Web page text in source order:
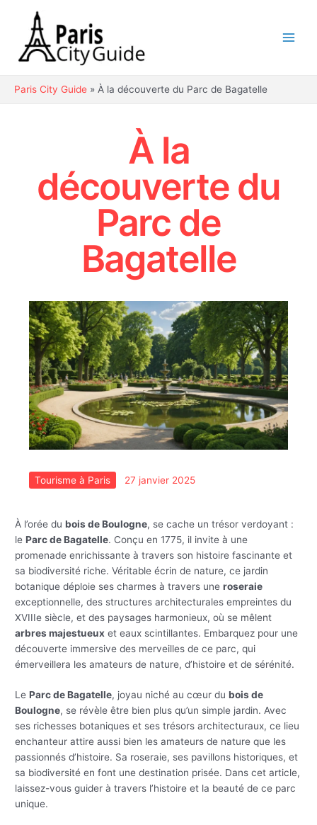
contenu
Paris City Guide » À la découverte du Parc de Bagatelle
À la
découverte du
Parc de
Bagatelle
Tourisme à Paris 27 janvier 2025
À l’orée dubois de Boulogne, se cache un trésor verdoyant :
leParc de Bagatelle. Conçu en 1775, il invite à une
promenade enrichissante à travers son histoire fascinante et
sa biodiversité riche. Véritable écrin de nature, ce jardin
botanique déploie ses charmes à travers uneroseraie
exceptionnelle, des structures architecturales empreintes du
XVIIIe siècle, et des paysages harmonieux, où se mêlent
arbres majestueux et eaux scintillantes. Embarquez pour une
découverte immersive des merveilles de ce parc, qui
émerveillera les amateurs de nature, d’histoire et de sérénité.
LeParc de Bagatelle, joyau niché au cœur dubois de
Boulogne, se révèle être bien plus qu’un simple jardin. Avec
ses richesses botaniques et ses trésors architecturaux, ce lieu
enchanteur attire aussi bien les amateurs de nature que les
passionnés d’histoire. Sa roseraie, ses pavillons historiques, et
sa biodiversité en font une destination prisée. Dans cet article,
laissez-vous guider à travers l’histoire et la beauté de ce parc
unique.